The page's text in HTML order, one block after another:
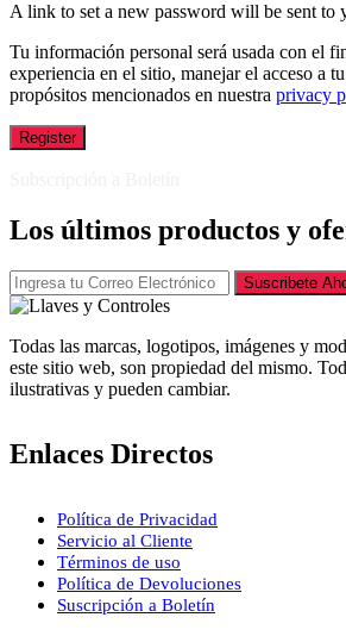
A link to set a new password will be sent to
Tu información personal será usada con el
experiencia en el sitio, manejar el acceso a
propósitos mencionados en nuestra privacy
Register
Los últimos productos y
Suscribete
Todas las marcas, logotipos, imágenes y
este sitio web, son propiedad del mismo.
ilustrativas y pueden cambiar.
Enlaces Directos
Política de Privacidad
Servicio al Cliente
Términos de uso
Política de Devoluciones
Suscripción a Boletín